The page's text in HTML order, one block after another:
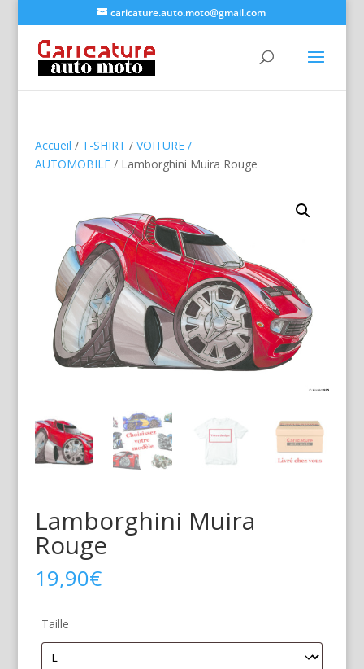
caricature.auto.moto@gmail.com
Accueil / T-SHIRT / VOITURE /
AUTOMOBILE/ Lamborghini Muira Rouge
Lamborghini Muira
Rouge
19,90€
Taille